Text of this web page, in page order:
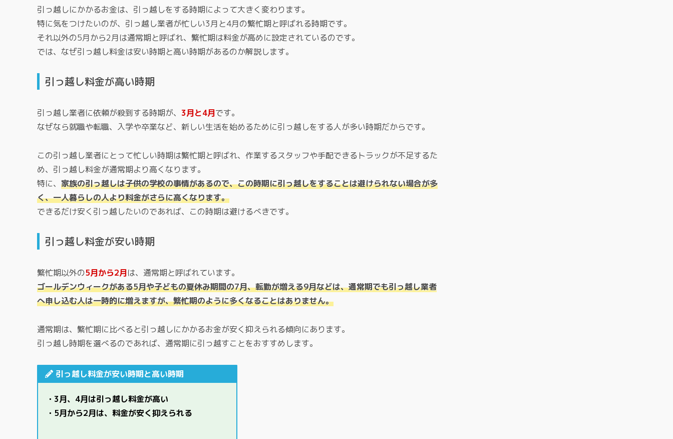
引っ越しにかかるお金は、引っ越しをする時期によって大きく変わります。
特に気をつけたいのが、引っ越し業者が忙しい3月と4月の繁忙期と呼ばれる時期です。
それ以外の5月から2月は通常期と呼ばれ、繁忙期は料金が高めに設定されているのです。
では、なぜ引っ越し料金は安い時期と高い時期があるのか解説します。
引っ越し料金が高い時期
引っ越し業者に依頼が殺到する時期が、 3月と4月です。
なぜなら就職や転職、入学や卒業など、新しい生活を始めるために引っ越しをする人が多い時期だからです。
この引っ越し業者にとって忙しい時期は繁忙期と呼ばれ、作業するスタッフや手配できるトラックが不足するた
め、引っ越し料金が通常期より高くなります。
特に、 家族の引っ越しは子供の学校の事情があるので、この時期に引っ越しをすることは避けられない場合が多
く、一人暮らしの人より料金がさらに高くなります。
できるだけ安く引っ越したいのであれば、この時期は避けるべきです。
引っ越し料金が安い時期
繁忙期以外の5月から2月は、通常期と呼ばれています。
ゴールデンウィークがある5月や子どもの夏休み期間の7月、転勤が増える9月などは、通常期でも引っ越し業者
へ申し込む人は一時的に増えますが、繁忙期のように多くなることはありません。
通常期は、繁忙期に比べると引っ越しにかかるお金が安く抑えられる傾向にあります。
引っ越し時期を選べるのであれば、通常期に引っ越すことをおすすめします。
引っ越し料金が安い時期と高い時期
・3月、4月は引っ越し料金が高い
・5月から2月は、料金が安く抑えられる